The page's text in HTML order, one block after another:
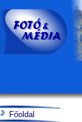
Főoldal